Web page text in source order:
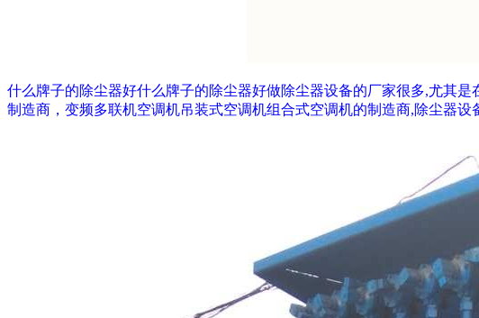
什么牌子的除尘器好什么牌子的除尘器好做除尘器设备的厂家很多,尤其
制造商，变频多联机空调机吊装式空调机组合式空调机的制造商,除尘器设